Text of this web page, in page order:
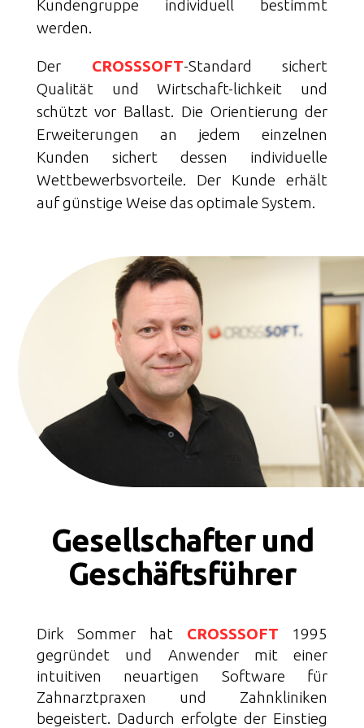
Kundengruppe individuell bestimmt
werden.
Der CROSSSOFT-Standard sichert
Qualität und Wirtschaft-lichkeit und
schützt vor Ballast. Die Orientierung der
Erweiterungen an jedem einzelnen
Kunden sichert dessen individuelle
Wettbewerbsvorteile. Der Kunde erhält
auf günstige Weise das optimale System.
Gesellschafter und
Geschäftsführer
Dirk Sommer hat CROSSSOFT 1995
gegründet und Anwender mit einer
intuitiven neuartigen Software für
Zahnarztpraxen und Zahnkliniken
begeistert. Dadurch erfolgte der Einstieg